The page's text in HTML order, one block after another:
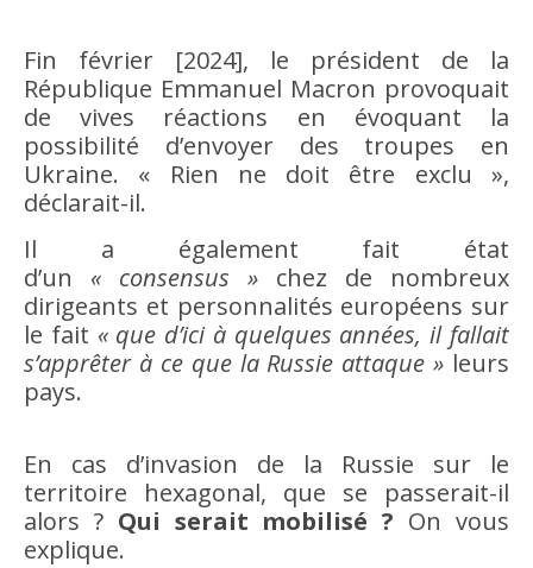
Fin février [2024], le président de la
République Emmanuel Macron provoquait
de vives réactions en évoquant la
possibilité d’envoyer des troupes en
Ukraine. « Rien ne doit être exclu »,
déclarait-il.
Il a également fait état
d’un « consensus » chez de nombreux
dirigeants et personnalités européens sur
le fait « que d’ici à quelques années, il fallait
s’apprêter à ce que la Russie attaque » leurs
pays.
En cas d’invasion de la Russie sur le
territoire hexagonal, que se passerait-il
alors ? Qui serait mobilisé ? On vous
explique.